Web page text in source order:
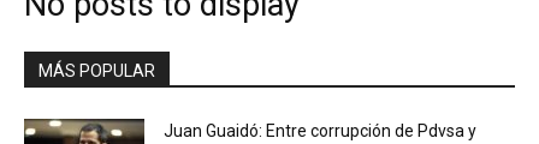
Digital
MÁS POPULAR
Juan Guaidó: Entre corrupción de Pdvsa y